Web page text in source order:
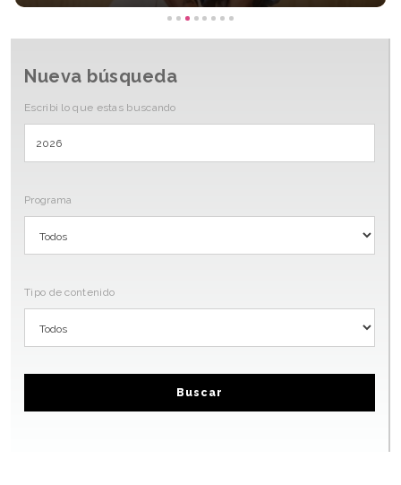
Nueva búsqueda
Escribi lo que estas buscando
Programa
Tipo de contenido
Buscar